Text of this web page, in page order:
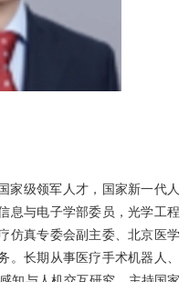
家级领军人才，国家新一代人
息与电子学部委员，光学工程
仿真专委会副主委、北京医学
。长期从事医疗手术机器人、